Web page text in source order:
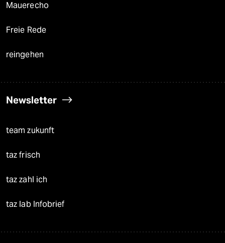
Mauerecho
Freie Rede
reingehen
Newsletter
team zukunft
taz frisch
taz zahl ich
taz lab Infobrief